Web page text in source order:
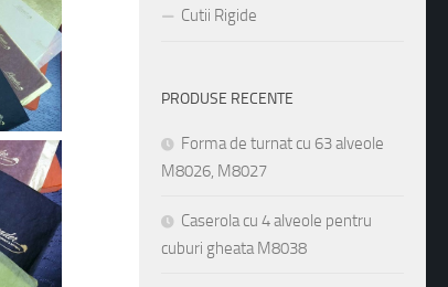
Cutii Rigide
PRODUSE RECENTE
Forma de turnat cu 63 alveole
M8026, M8027
Caserola cu 4 alveole pentru
cuburi gheata M8038